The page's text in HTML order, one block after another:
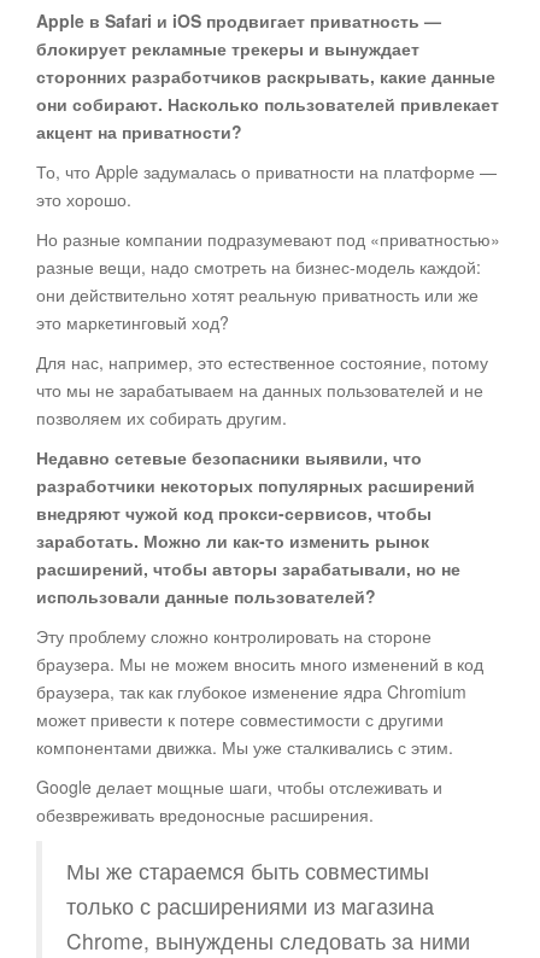
Apple в Safari и iOS продвигает приватность —
блокирует рекламные трекеры и вынуждает
сторонних разработчиков раскрывать, какие данные
они собирают. Насколько пользователей привлекает
акцент на приватности?
То, что Apple задумалась о приватности на платформе —
это хорошо.
Но разные компании подразумевают под «приватностью»
разные вещи, надо смотреть на бизнес-модель каждой:
они действительно хотят реальную приватность или же
это маркетинговый ход?
Для нас, например, это естественное состояние, потому
что мы не зарабатываем на данных пользователей и не
позволяем их собирать другим.
Недавно сетевые безопасники выявили, что
разработчики некоторых популярных расширений
внедряют чужой код прокси-сервисов, чтобы
заработать. Можно ли как-то изменить рынок
расширений, чтобы авторы зарабатывали, но не
использовали данные пользователей?
Эту проблему сложно контролировать на стороне
браузера. Мы не можем вносить много изменений в код
браузера, так как глубокое изменение ядра Chromium
может привести к потере совместимости с другими
компонентами движка. Мы уже сталкивались с этим.
Google делает мощные шаги, чтобы отслеживать и
обезвреживать вредоносные расширения.
Мы же стараемся быть совместимы
только с расширениями из магазина
Chrome, вынуждены следовать за ними